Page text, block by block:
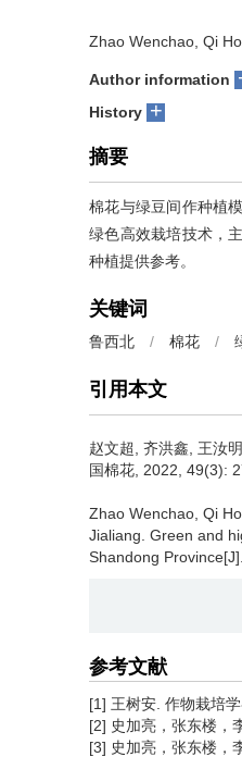
Zhao Wenchao, Qi
Author information
History +
摘要
棉花与绿豆间作种植
绿色高效栽培技术，
种植提供参考。
关键词
鲁西北 / 棉花 /
引用本文
赵文超, 齐洪鑫, 王汝
国棉花, 2022, 49(3):
Zhao Wenchao, Qi
Jialiang. Green and
Shandong
参考文献
[1] 王树安. 作物栽培
[2] 史加亮，张东楼，
[3] 史加亮，张东楼，